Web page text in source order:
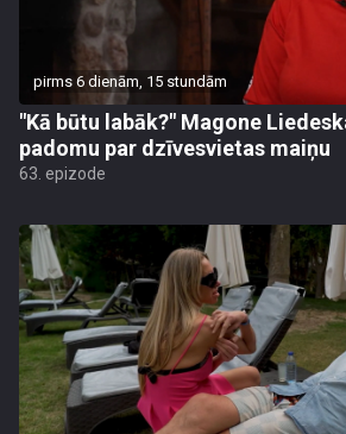
pirms 6 dienām, 15 stundām
"Kā būtu labāk?" Magone
padomu par dzīvesvietas maiņu
63. epizode